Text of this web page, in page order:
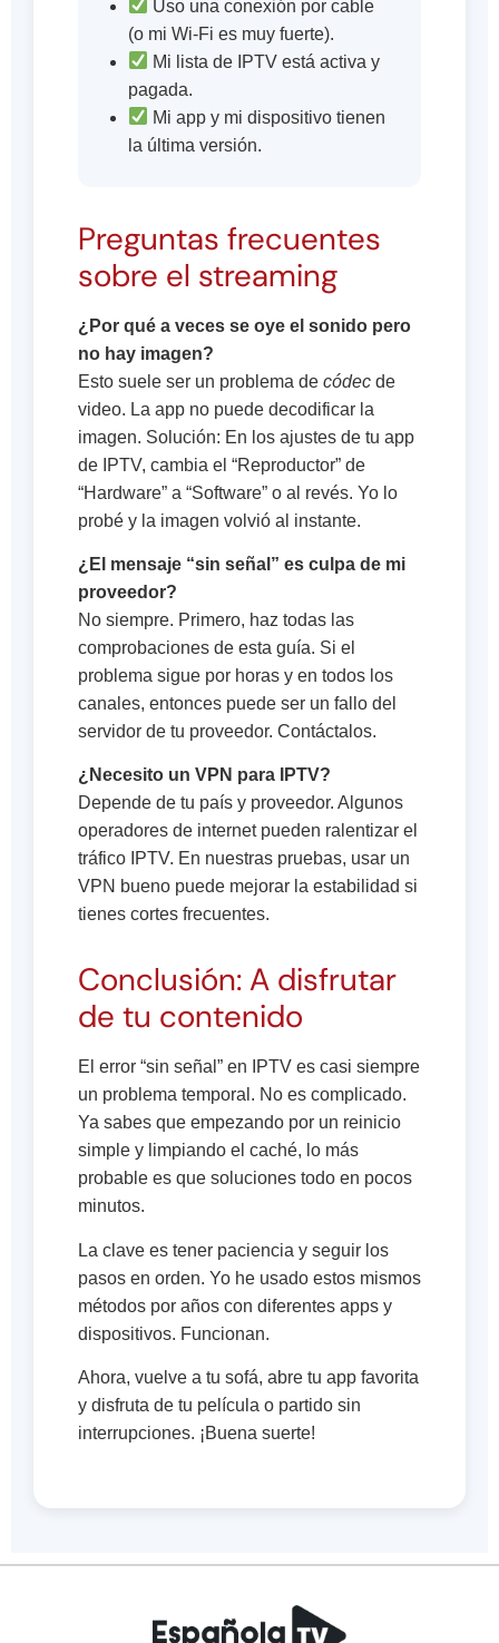
Uso una conexión por cable
(o mi Wi-Fi es muy fuerte).
Mi lista de IPTV está activa y
pagada.
Mi app y mi dispositivo tienen
la última versión.
Preguntas frecuentes
sobre el streaming
¿Por qué a veces se oye el sonido pero
no hay imagen?
Esto suele ser un problema de códec de
video. La app no puede decodificar la
imagen. Solución: En los ajustes de tu app
de IPTV, cambia el “Reproductor” de
“Hardware” a “Software” o al revés. Yo lo
probé y la imagen volvió al instante.
¿El mensaje “sin señal” es culpa de mi
proveedor?
No siempre. Primero, haz todas las
comprobaciones de esta guía. Si el
problema sigue por horas y en todos los
canales, entonces puede ser un fallo del
servidor de tu proveedor. Contáctalos.
¿Necesito un VPN para IPTV?
Depende de tu país y proveedor. Algunos
operadores de internet pueden ralentizar el
tráfico IPTV. En nuestras pruebas, usar un
VPN bueno puede mejorar la estabilidad si
tienes cortes frecuentes.
Conclusión: A disfrutar
de tu contenido
El error “sin señal” en IPTV es casi siempre
un problema temporal. No es complicado.
Ya sabes que empezando por un reinicio
simple y limpiando el caché, lo más
probable es que soluciones todo en pocos
minutos.
La clave es tener paciencia y seguir los
pasos en orden. Yo he usado estos mismos
métodos por años con diferentes apps y
dispositivos. Funcionan.
Ahora, vuelve a tu sofá, abre tu app favorita
y disfruta de tu película o partido sin
interrupciones. ¡Buena suerte!